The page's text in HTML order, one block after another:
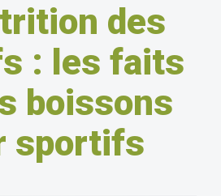
des
: les faits
boissons
sportifs